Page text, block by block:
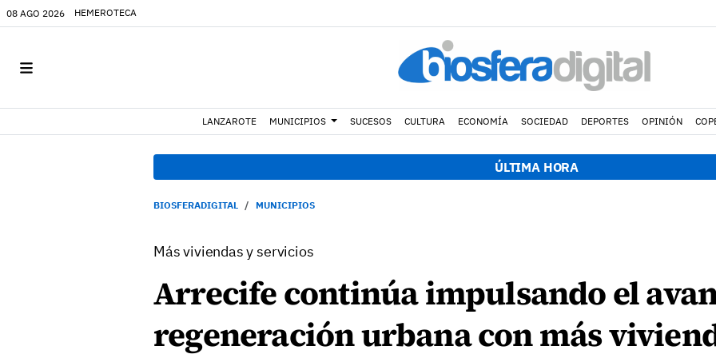
08 AGO 2026 HEMEROTECA
LANZAROTE MUNICIPIOS SUCESOS CULTURA ECONOMÍA SOCIEDAD DEPORTES OPINIÓN
ÚLTIMA HORA
BIOSFERADIGITAL MUNICIPIOS
Más viviendas y servicios
Arrecife continúa impulsando el
regeneración urbana con más